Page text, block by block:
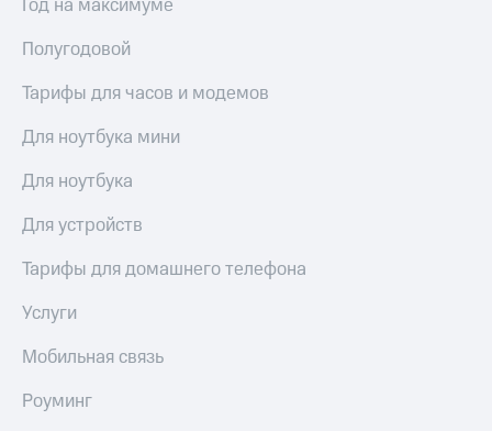
Год на максимуме
Полугодовой
Тарифы для часов и модемов
Для ноутбука мини
Для ноутбука
Для устройств
Тарифы для домашнего телефона
Услуги
Мобильная связь
Роуминг